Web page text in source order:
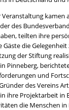
kamen
des
teilten ihre
Gäste die
der Stiftung
Pinneberg,
und
des Vereins
ihre Projektarbeit
die Menschen